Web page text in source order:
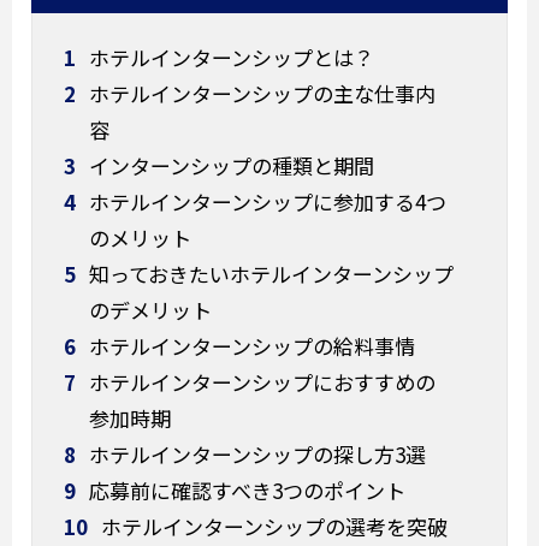
1 ホテルインターンシップとは？
2 ホテルインターンシップの主な仕事内
容
3 インターンシップの種類と期間
4 ホテルインターンシップに参加する4つ
のメリット
5 知っておきたいホテルインターンシップ
のデメリット
6 ホテルインターンシップの給料事情
7 ホテルインターンシップにおすすめの
参加時期
8 ホテルインターンシップの探し方3選
9 応募前に確認すべき3つのポイント
10 ホテルインターンシップの選考を突破